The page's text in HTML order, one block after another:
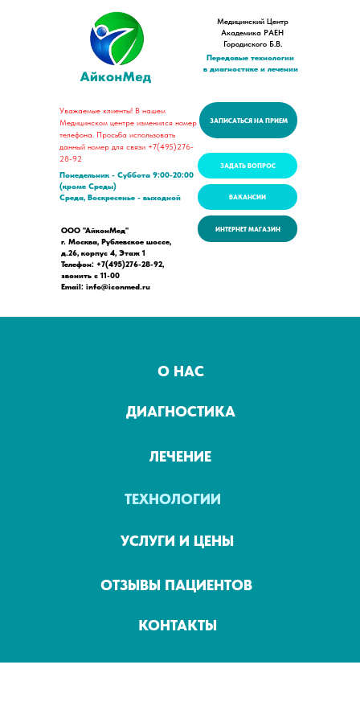
ЗАДАТЬ ВОПРОС
ВАКАНСИИ
ЗАПИСАТЬСЯ НА ПРИЕМ
ИНТЕРНЕТ МАГАЗИН
Медицинский Центр
Академика РАЕН
Городиского Б.В.
Понедельник - Суббота 9:00-20:00
(кроме Среды)
Среда, Воскресенье - выходной
ООО "АйконМед"
г. Москва, Рублевское шоссе,
д.26, корпус 4, Этаж 1
Телефон: +7(495)276-28-92,
звонить с 11-00
Email: info@iconmed.ru
Передовые технологии
в диагностике и лечении
Уважаемые клиенты! В нашем
Медицинском центре изменился номер
телефона. Просьба использовать
данный номер для связи +7(495)276-
28-92
УСЛУГИ И ЦЕНЫ
ОТЗЫВЫ ПАЦИЕНТОВ
КОНТАКТЫ
ДИАГНОСТИКА
ЛЕЧЕНИЕ
ТЕХНОЛОГИИ
О НАС